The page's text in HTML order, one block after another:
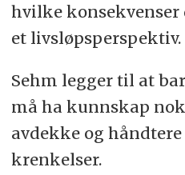
hvilke
et livsløpsperspektiv.
Sehm legger til at
må ha kunnskap
avdekke og
krenkelser.